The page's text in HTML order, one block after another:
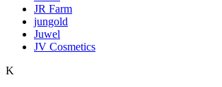
JR Farm
jungold
Juwel
JV Cosmetics
K